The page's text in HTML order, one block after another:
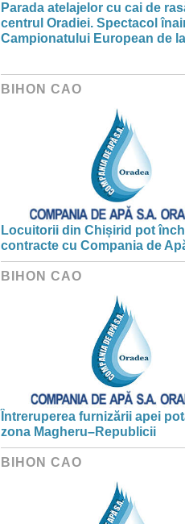
Parada atelajelor cu cai de
centrul Oradiei. Spectacol
Campionatului European de
BIHON CAO
Locuitorii din Chișirid pot
contracte cu Compania de
BIHON CAO
Întreruperea furnizării apei
zona Magheru–Republicii
BIHON CAO